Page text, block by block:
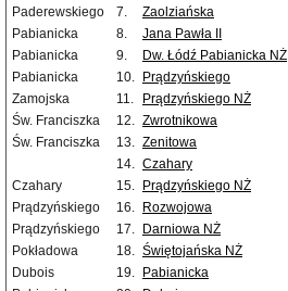
Paderewskiego
7. Zaolziańska
Pabianicka
8. Jana Pawła II
Pabianicka
9. Dw. Łódź Pabianicka NŻ
Pabianicka
10. Prądzyńskiego
Zamojska
11.
Prądzyńskiego NŻ
Św. Franciszka
12. Zwrotnikowa
Św. Franciszka
13. Zenitowa
14. Czahary
Czahary
15. Prądzyńskiego NŻ
Prądzyńskiego
16. Rozwojowa
Prądzyńskiego
17. Darniowa NŻ
Pokładowa
18. Świętojańska NŻ
Dubois
19. Pabianicka